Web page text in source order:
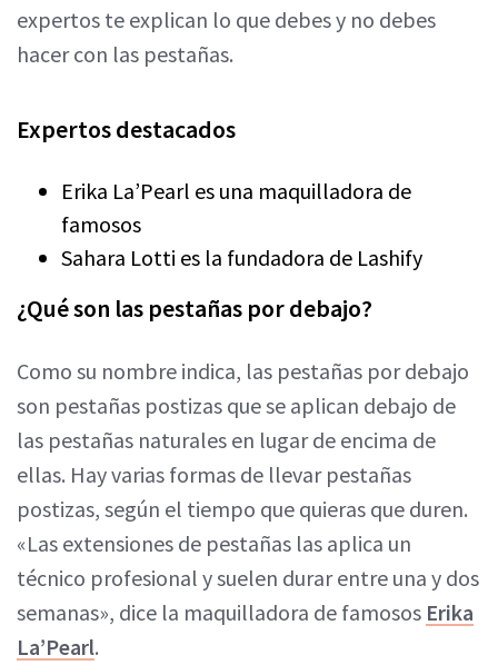
expertos te explican lo que debes y no debes
hacer con las pestañas.
Expertos destacados
Erika La’Pearl es una maquilladora de
famosos
Sahara Lotti es la fundadora de Lashify
¿Qué son las pestañas por debajo?
Como su nombre indica, las pestañas por debajo
son pestañas postizas que se aplican debajo de
las pestañas naturales en lugar de encima de
ellas. Hay varias formas de llevar pestañas
postizas, según el tiempo que quieras que duren.
«Las extensiones de pestañas las aplica un
técnico profesional y suelen durar entre una y dos
semanas», dice la maquilladora de famosos Erika
La’Pearl.